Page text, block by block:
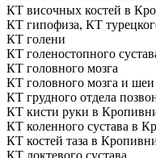
КТ височных костей в
КТ гипофиза, КТ
КТ голени
КТ голеностопного
КТ головного мозга
КТ головного мозга и
КТ грудного отдела
КТ кисти руки в
КТ коленного сустава в
КТ костей таза в
КТ локтевого сустава